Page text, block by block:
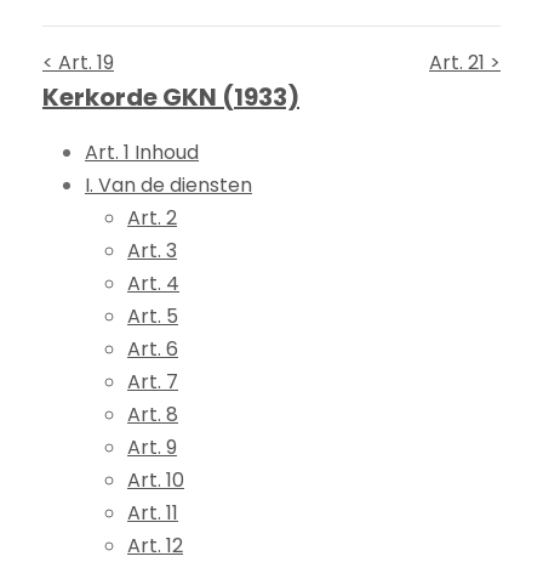
< Art. 19 Art. 21 >
Kerkorde GKN (1933)
Art. 1 Inhoud
I. Van de diensten
Art. 2
Art. 3
Art. 4
Art. 5
Art. 6
Art. 7
Art. 8
Art. 9
Art. 10
Art. 11
Art. 12